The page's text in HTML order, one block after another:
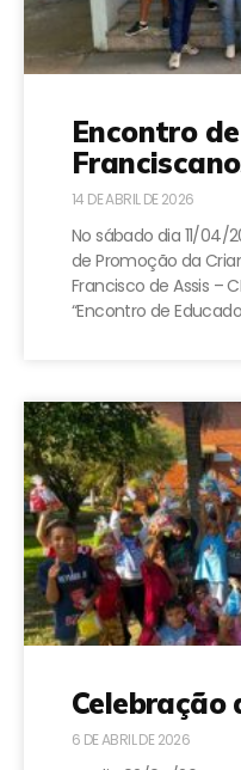
Encontro
14 DE ABRIL DE 2026
No sábado dia 11/04/
de Promoção da
Francisco de Assis –
“Encontro de
Celebração
6 DE ABRIL DE 2026